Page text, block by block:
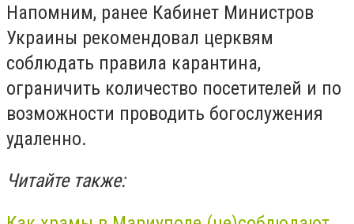
Напомним, ранее Кабинет Министров
Украины рекомендовал церквям
соблюдать правила карантина,
ограничить количество посетителей и по
возможности проводить богослужения
удаленно.
Читайте также: